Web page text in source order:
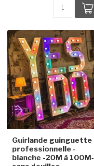
Guirlande guinguette
professionnelle -
blanche -20M à 100M-